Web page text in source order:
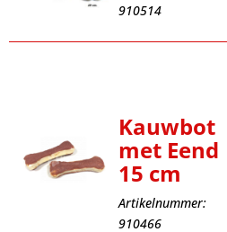
910514
Kauwbot
met Eend
15 cm
Artikelnummer:
910466